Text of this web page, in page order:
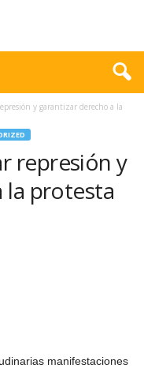
y garantizar derecho a la
represión y
la protesta
manifestaciones